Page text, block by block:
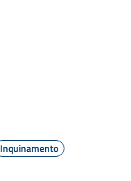
Inquinamento